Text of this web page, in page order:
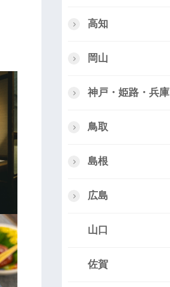
高知
岡山
神戸・姫路・兵庫
鳥取
島根
広島
山口
佐賀